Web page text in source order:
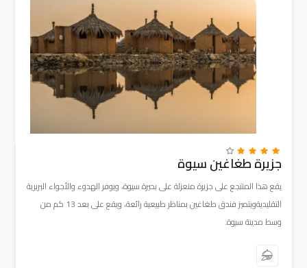
جزيرة طغاغين سيوة
يقع هذا المنتجع على جزيرة منعزلة على بحيرة سيوة، ويوفر الهدوء والأجواء البربرية
التقليديةويتميز فندق طغاغين بمناظر طبيعية رائعة، ويقع على بعد 13 كم من
وسط مدينة سيوة.